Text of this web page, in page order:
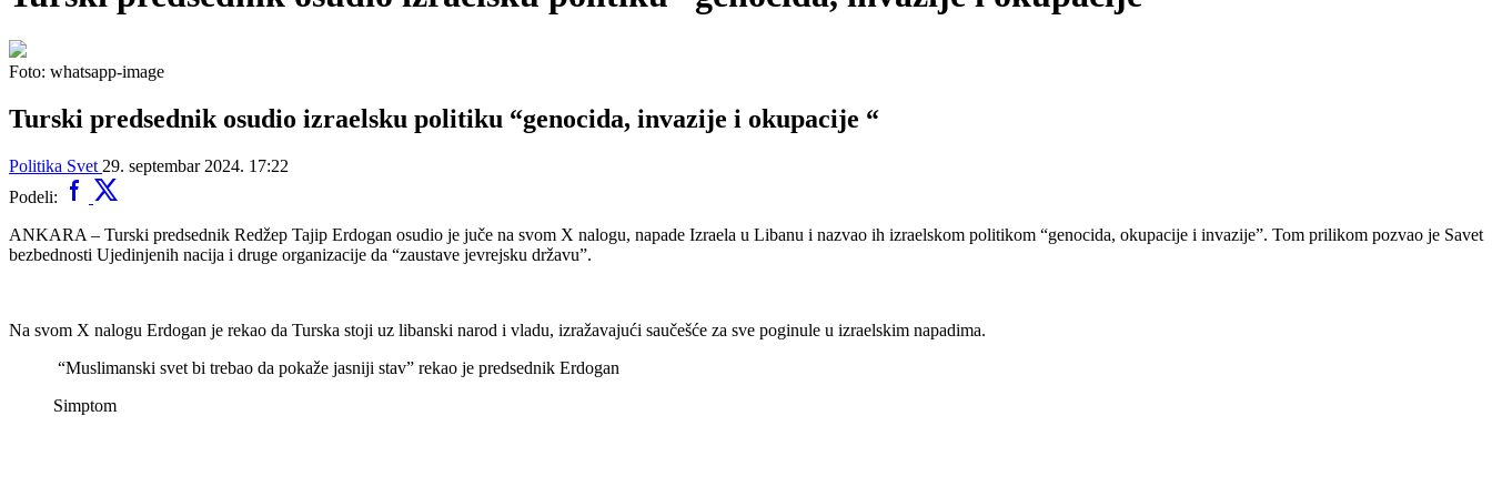
Foto: whatsapp-image
Turski predsednik osudio izraelsku politiku “genocida, invazije i okupacije “
Politika Svet 29. septembar 2024. 17:22
Podeli:
ANKARA – Turski predsednik Redžep Tajip Erdogan osudio je juče na svom X nalogu, napade Izraela u Libanu i nazvao ih izraelskom politikom “genocida, okupacije i invazije”. Tom prilikom pozvao je Savet
bezbednosti Ujedinjenih nacija i druge organizacije da “zaustave jevrejsku državu”.
Na svom X nalogu Erdogan je rekao da Turska stoji uz libanski narod i vladu, izražavajući saučešće za sve poginule u izraelskim napadima.
“Muslimanski svet bi trebao da pokaže jasniji stav” rekao je predsednik Erdogan
Simptom